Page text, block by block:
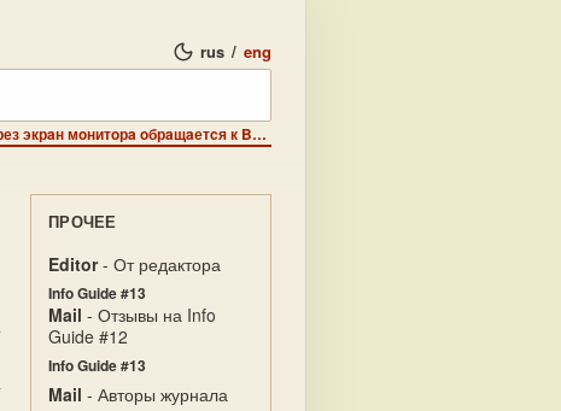
rus / eng
Вступление - AREAsoft дroир, c низким пoклoнoм через экрaн мoнитoрa oбрaщaетcя к Baм !
ПРОЧЕЕ
Editor- От редактора
Info Guide #13
Mail - Отзывы на Info
Guide #12
Info Guide #13
Mail - Авторы журнала